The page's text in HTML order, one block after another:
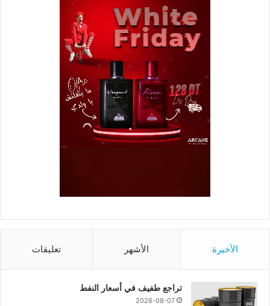
الأخيرة الأشهر تعليقات
تراجع طفيف في أسعار النفط
2026-08-07